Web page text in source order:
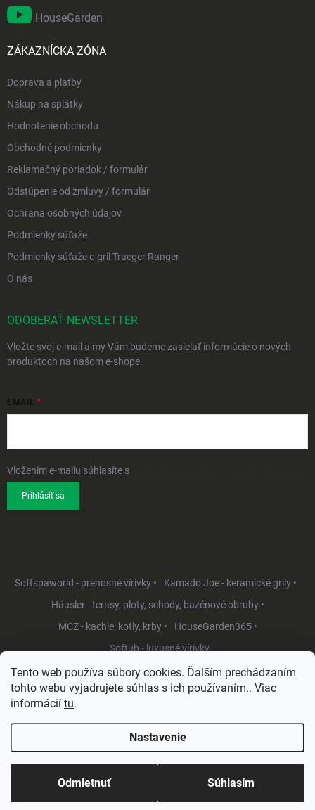
Tento web používa súbory cookies. Ďalším prechádzaním
tohto webu vyjadrujete súhlas s ich používaním.. Viac
informácií tu.
Nastavenie
Odmietnuť Súhlasím
HouseGarden
ZÁKAZNÍCKA ZÓNA
Doprava a platby
Nákup na splátky
Hodnotenie obchodu
Obchodné podmienky
Reklamačný poriadok / formulár
Odstúpenie od zmluvy / formulár
Ochrana osobných údajov
Podmienky súťaže
Podmienky súťaže o gril Traeger Ranger
O nás
ODOBERAŤ NEWSLETTER
Vložte svoj e-mail a my Vám budeme zasielať informácie o nových
produktoch na našom e-shope.
EMAIL
Vložením e-mailu súhlasíte s
Prihlásiť sa
Softspaworld - prenosné vírivky •
Kamado Joe - keramické grily •
Häusler - terasy, ploty, schody, bazénové obruby •
MCZ - kachle, kotly, krby •
HouseGarden365 •
Softub - luxusné vírivky
Vytvoril Shoptet
Copyright 2026HouseGarden.sk. Všetky práva vyhradené.Upraviť